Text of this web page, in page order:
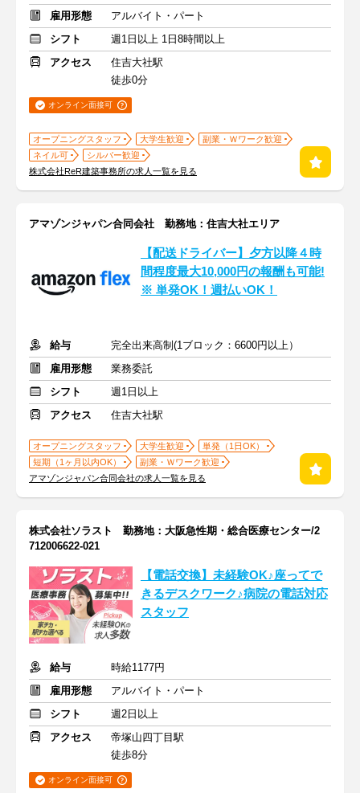
雇用形態
アルバイト・パート
シフト
週1日以上 1日8時間以上
アクセス
住吉大社駅
徒歩0分
オンライン面接可
オープニングスタッフ 大学生歓迎
副業・Ｗワーク歓迎
ネイル可
シルバー歓迎
株式会社ReR建築事務所の求人一覧を見る
アマゾンジャパン合同会社 勤務地：住吉大社エリア
【配送ドライバー】夕方以降４時
間程度最大10,000円の報酬も可能!
※ 単発OK！週払いOK！
給与
完全出来高制(1ブロック：6600円以上）
雇用形態
業務委託
シフト
週1日以上
アクセス
住吉大社駅
オープニングスタッフ 大学生歓迎
単発（1日OK）
短期（1ヶ月以内OK）
副業・Ｗワーク歓迎
アマゾンジャパン合同会社の求人一覧を見る
株式会社ソラスト 勤務地：大阪急性期・総合医療センター/2
712006622-021
【電話交換】未経験OK♪座ってで
きるデスクワーク♪病院の電話対応
スタッフ
給与
時給1177円
雇用形態
アルバイト・パート
シフト
週2日以上
アクセス
帝塚山四丁目駅
徒歩8分
オンライン面接可